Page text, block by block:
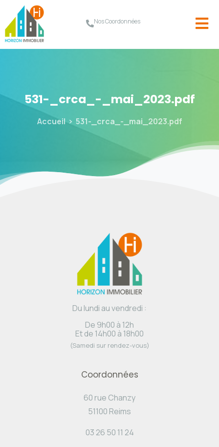
Nos Coordonnées
531-_crca_-_mai_2023.pdf
Accueil 531-_crca_-_mai_2023.pdf
Du lundi au vendredi :
De 9h00 à 12h
Et de 14h00 à 18h00
(Samedi sur rendez-vous)
Coordonnées
60 rue Chanzy
51100 Reims
03 26 50 11 24